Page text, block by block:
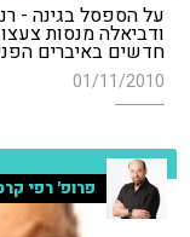
על הספסל בגינה -
ודביאלה מנסות
חדשים באיברים
01/11/2010
פרופ' רפי